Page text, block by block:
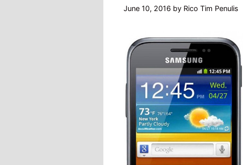
June 10, 2016 by Rico Tim Penulis